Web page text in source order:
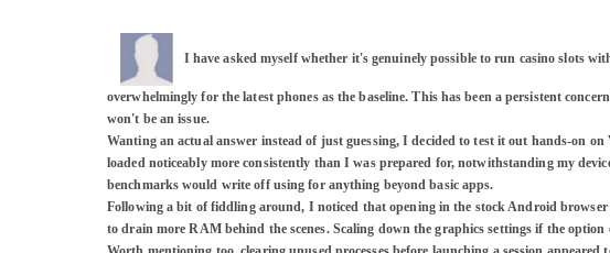
I have asked myself whether it's genuinely possible to run casino slots
overwhelmingly for the latest phones as the baseline. This has been a persistent
won't be an issue.
Wanting an actual answer instead of just guessing, I decided to test it out hands-on on
loaded noticeably more consistently than I was prepared for, notwithstanding my
benchmarks would write off using for anything beyond basic apps.
Following a bit of fiddling around, I noticed that opening in the stock Android
to drain more RAM behind the scenes. Scaling down the graphics settings if the